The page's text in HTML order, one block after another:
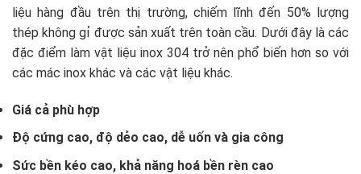
liệu hàng đầu trên thị trường, chiếm lĩnh đến 50% lượng
thép không gỉ được sản xuất trên toàn cầu. Dưới đây là các
đặc điểm làm vật liệu inox 304 trở nên phổ biến hơn so với
các mác inox khác và các vật liệu khác.
Giá cả phù hợp
Độ cứng cao, độ dẻo cao, dễ uốn và gia công
Sức bền kéo cao, khả năng hoá bền rèn cao